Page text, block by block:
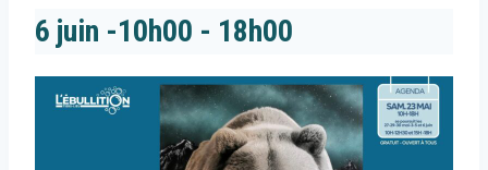
6 juin -10h00 - 18h00